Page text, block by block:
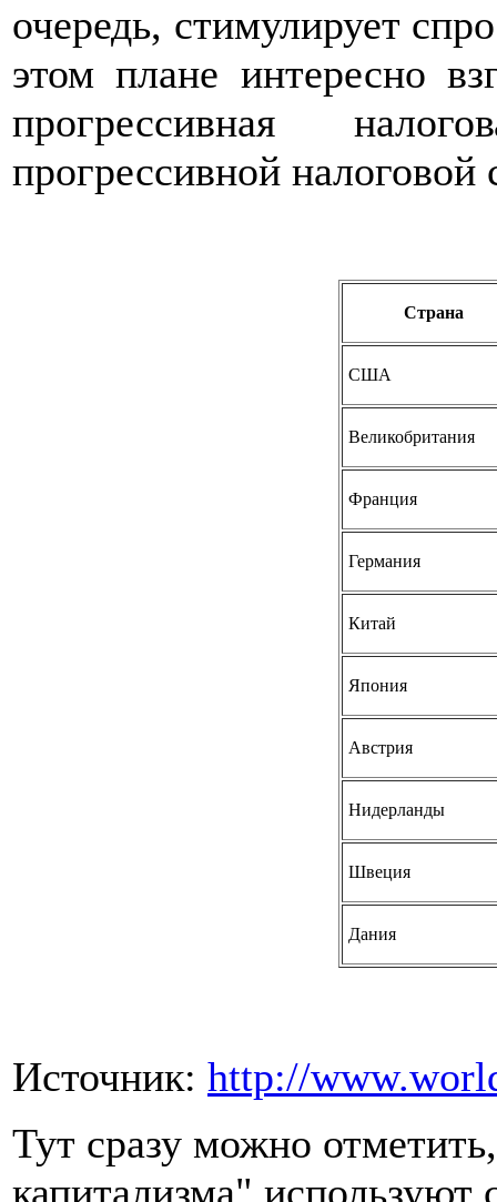
очередь, стимулирует
этом плане интересно
прогрессивная
прогрессивной налоговой
Страна
США
Великобритания
Франция
Германия
Китай
Япония
Австрия
Нидерланды
Швеция
Дания
Источник: http://
Тут сразу можно
капитализма"